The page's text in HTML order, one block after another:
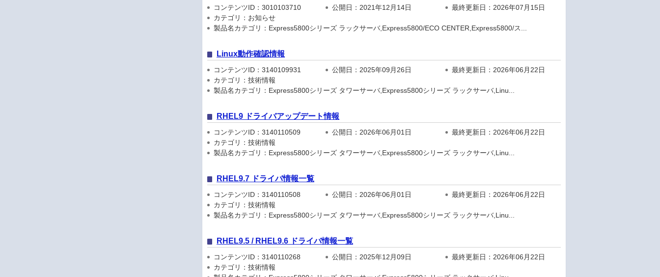
コンテンツID：3010103710 公開日：2021年12月14日
最終更新日：2026年07月15日
カテゴリ：お知らせ
製品名カテゴリ：Express5800シリーズ ラックサーバ,Express5800/ECO CENTER,Express5800/ス...
Linux動作確認情報
コンテンツID：3140109931 公開日：2025年09月26日
最終更新日：2026年06月22日
カテゴリ：技術情報
製品名カテゴリ：Express5800シリーズ タワーサーバ,Express5800シリーズ ラックサーバ,Linu...
RHEL9 ドライバアップデート情報
コンテンツID：3140110509 公開日：2026年06月01日
最終更新日：2026年06月22日
カテゴリ：技術情報
製品名カテゴリ：Express5800シリーズ タワーサーバ,Express5800シリーズ ラックサーバ,Linu...
RHEL9.7 ドライバ情報一覧
コンテンツID：3140110508 公開日：2026年06月01日
最終更新日：2026年06月22日
カテゴリ：技術情報
製品名カテゴリ：Express5800シリーズ タワーサーバ,Express5800シリーズ ラックサーバ,Linu...
RHEL9.5 / RHEL9.6 ドライバ情報一覧
コンテンツID：3140110268 公開日：2025年12月09日
最終更新日：2026年06月22日
カテゴリ：技術情報